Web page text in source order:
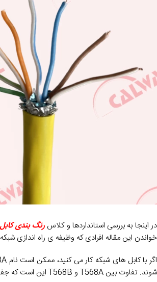
در اینجا به بررسی استانداردها و کلاس رنگ بندی
خواندن این مقاله افرادی که وظیفه ی راه اندازی
شوند. تفاوت بین T568A و T568B این است که جفت نارنجی و سبز با هم عوض می شوند. اما واقعا به چه معناست؟